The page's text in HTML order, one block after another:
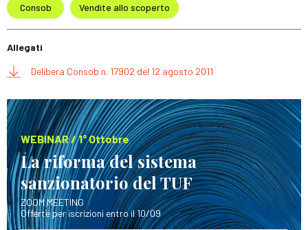
Consob Vendite allo scoperto
Allegati
Delibera Consob n. 17902 del 12 agosto 2011
WEBINAR / 1° Ottobre
La riforma del sistema
sanzionatorio del TUF
ZOOM MEETING
Offerte per iscrizioni entro il 10/09